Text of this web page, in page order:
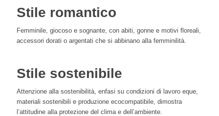
Stile romantico
Femminile, giocoso e sognante, con abiti, gonne e motivi floreali,
accessori dorati o argentati che si abbinano alla femminilità.
Stile sostenibile
Attenzione alla sostenibilità, enfasi su condizioni di lavoro eque,
materiali sostenibili e produzione ecocompatibile, dimostra
l’attitudine alla protezione del clima e dell’ambiente.